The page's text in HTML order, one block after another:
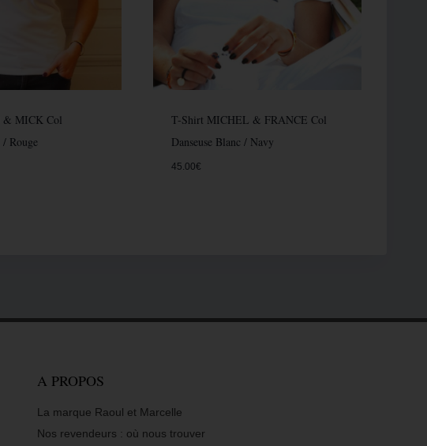
MICK Col
/ Rouge
T-Shirt MICHEL & FRANCE Col
Danseuse Blanc / Navy
45.00€
A PROPOS
La marque Raoul et Marcelle
Nos revendeurs : où nous trouver